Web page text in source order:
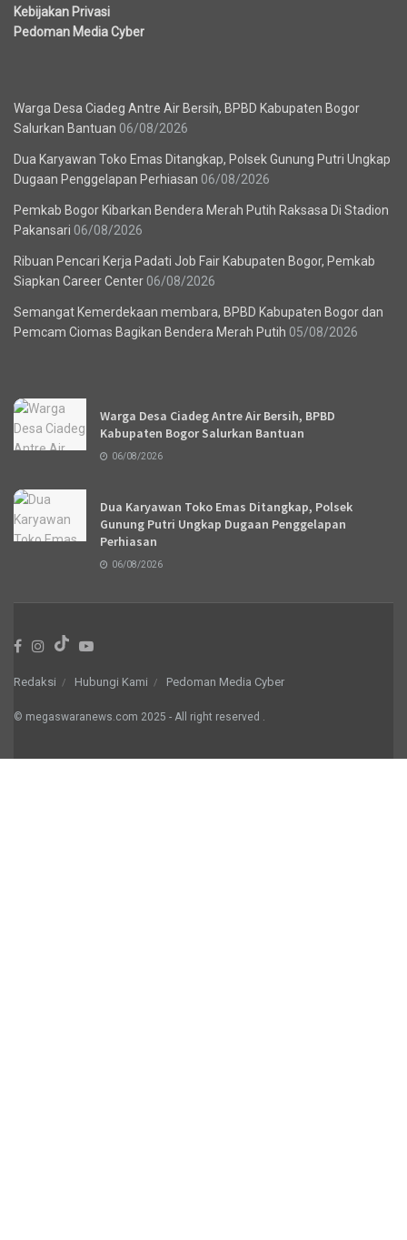
Kebijakan Privasi
Pedoman Media Cyber
Warga Desa Ciadeg Antre Air Bersih, BPBD Kabupaten Bogor
Salurkan Bantuan 06/08/2026
Dua Karyawan Toko Emas Ditangkap, Polsek Gunung Putri Ungkap
Dugaan Penggelapan Perhiasan 06/08/2026
Pemkab Bogor Kibarkan Bendera Merah Putih Raksasa Di Stadion
Pakansari 06/08/2026
Ribuan Pencari Kerja Padati Job Fair Kabupaten Bogor, Pemkab
Siapkan Career Center 06/08/2026
Semangat Kemerdekaan membara, BPBD Kabupaten Bogor dan
Pemcam Ciomas Bagikan Bendera Merah Putih 05/08/2026
Warga Desa Ciadeg Antre Air Bersih, BPBD
Kabupaten Bogor Salurkan Bantuan
06/08/2026
Dua Karyawan Toko Emas Ditangkap, Polsek
Gunung Putri Ungkap Dugaan Penggelapan
Perhiasan
06/08/2026
Redaksi Hubungi Kami Pedoman Media Cyber
© megaswaranews.com 2025 - All right reserved